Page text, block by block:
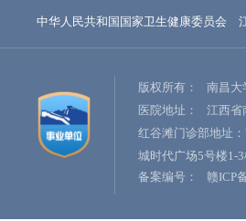
中华人民共和国国家卫生健康委员会
版权所有：
南昌大
医院地址：
江西省
红谷滩门诊部地址
城时代广场5号楼1-3
备案编号：
赣ICP